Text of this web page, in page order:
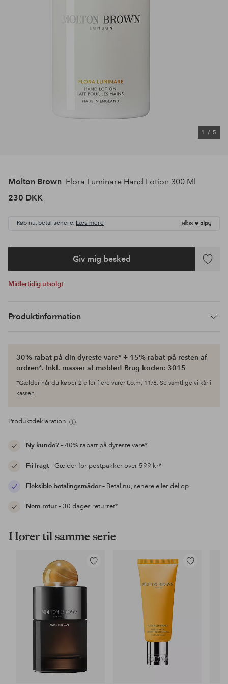
1 / 5
Molton Brown Flora Luminare Hand Lotion 300 Ml
230 DKK
Køb nu, betal senere. Læs mere
Giv mig besked
Tilføj
Midlertidig utsolgt
Produktinformation
30% rabat på din dyreste vare* + 15% rabat på resten af
ordren*. Inkl. masser af møbler! Brug koden: 3015
*Gælder når du køber 2 eller flere varer t.o.m. 11/8. Se samtlige vilkår i
kassen.
Produktdeklaration
Ny kunde?– 40% rabatt på dyreste vare*
Fri fragt– Gælder for postpakker over 599 kr*
Fleksible betalingsmåder– Betal nu, senere eller del op
Nem retur– 30 dages returret*
Hører til samme serie
Tilføj
Tilføj